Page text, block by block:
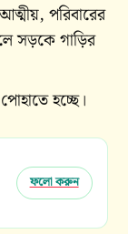
পরিবারের
সড়কে গাড়ির
হচ্ছে।
ফলো করুন